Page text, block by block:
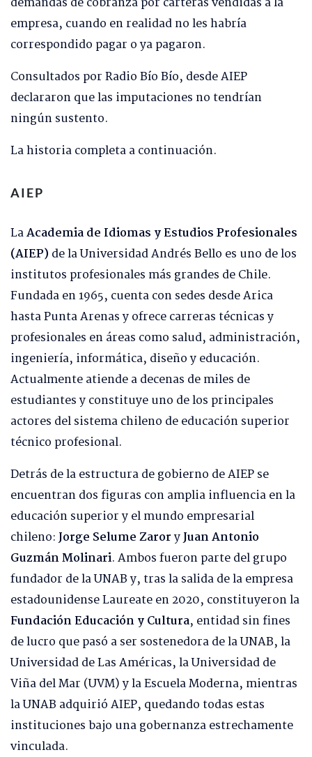
empresa, cuando en realidad no les habría
correspondido pagar o ya pagaron.
Consultados por Radio Bío Bío, desde AIEP
declararon que las imputaciones no tendrían
ningún sustento.
La historia completa a continuación.
AIEP
LaAcademia de Idiomas y Estudios Profesionales
(AIEP) de la Universidad Andrés Bello es uno de los
institutos profesionales más grandes de Chile.
Fundada en 1965, cuenta con sedes desde Arica
hasta Punta Arenas y ofrece carreras técnicas y
profesionales en áreas como salud, administración,
ingeniería, informática, diseño y educación.
Actualmente atiende a decenas de miles de
estudiantes y constituye uno de los principales
actores del sistema chileno de educación superior
técnico profesional.
Detrás de la estructura de gobierno de AIEP se
encuentran dos figuras con amplia influencia en la
educación superior y el mundo empresarial
chileno:Jorge Selume ZaroryJuan Antonio
Guzmán Molinari. Ambos fueron parte del grupo
fundador de la UNAB y, tras la salida de la empresa
estadounidense Laureate en 2020, constituyeron la
Fundación Educación y Cultura, entidad sin fines
de lucro que pasó a ser sostenedora de la UNAB, la
Universidad de Las Américas, la Universidad de
Viña del Mar (UVM) y la Escuela Moderna, mientras
la UNAB adquirió AIEP, quedando todas estas
instituciones bajo una gobernanza estrechamente
vinculada.